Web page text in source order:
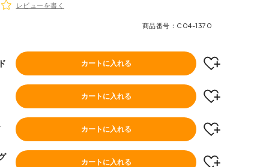
レビューを書く
商品番号 C04-1370
カートに入れる
カートに入れる
カートに入れる
カートに入れる